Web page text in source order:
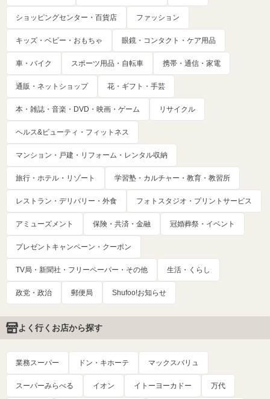
ショッピングセンター・百貨店 ファッション
キッズ・ベビー・おもちゃ 眼鏡・コンタクト・ケア用品
車・バイク スポーツ用品・自転車 携帯・通信・家電
通販・ネットショップ 花・ギフト・手芸
本・雑誌・音楽・DVD・映画・ゲーム リサイクル
ヘルス&ビューティ・フィットネス
マンション・戸建・リフォーム・レンタル収納
旅行・ホテル・リゾート 学習塾・カルチャー・教育・教習所
レストラン・デリバリー・外食 フォトスタジオ・プリントサービス
アミューズメント 保険・共済・金融 冠婚葬祭・イベント
プレゼントキャンペーン・クーポン
TV局・新聞社・フリーペーパー・その他 生活・くらし
政党・政治 郵便局 Shufoo!お知らせ
よく行くお店から探す
業務スーパー ドン・キホーテ マックスバリュ
スーパーみらべる イオン イトーヨーカドー 万代